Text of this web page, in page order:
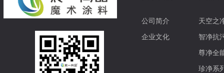
公司简介
企业文化
天空之
智净抗
尊净全
珍净系